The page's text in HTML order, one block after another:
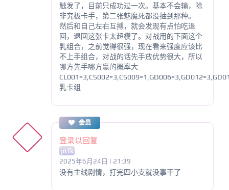
触发了，目前只成功过一次。基本不会输，除
非究极卡手，第二张魅魔死都没抽到那种。
然后和自己左右互搏，就会发现有点怕吃退
回，退回这张卡太超模了。对战用的下面这个
乳组合，之前觉得很强，现在看来强度应该比
不上手组合，对战的话先手放优势很大，所以
哪方先手哪方赢的概率大
乳卡组
会员
登录以回复
ptfk
2025年6月24日 | 21:39
没有主线剧情，打完四小支就没事干了